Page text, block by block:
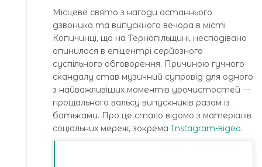
Місцеве свято з нагоди останнього
дзвоника та випускного вечора в місті
Копичинці, що на Тернопільщині, несподівано
опинилося в епіцентрі серйозного
суспільного обговорення. Причиною гучного
скандалу став музичний супровід для одного
з найважливіших моментів урочистостей —
прощального вальсу випускників разом із
батьками. Про це стало відомо з матеріалів
соціальних мереж, зокрема Instagram-відео.